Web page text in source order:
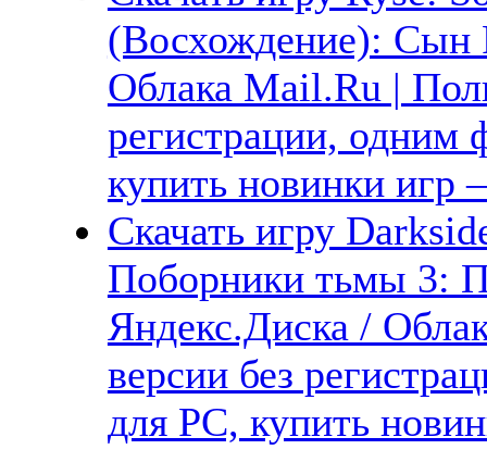
(Восхождение): Сын
Облака Mail.Ru |
регистрации, одним
купить новинки
Скачать игру
Поборники тьмы 3:
Яндекс.Диска /
версии без
для PC, купить